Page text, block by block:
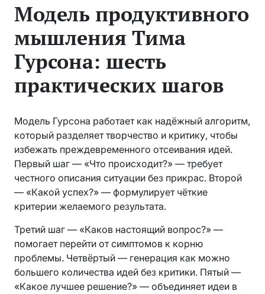
Модель продуктивного
мышления Тима
Гурсона: шесть
практических шагов
Модель Гурсона работает как надёжный алгоритм,
который разделяет творчество и критику, чтобы
избежать преждевременного отсеивания идей.
Первый шаг — «Что происходит?» — требует
честного описания ситуации без прикрас. Второй
— «Какой успех?» — формулирует чёткие
критерии желаемого результата.
Третий шаг — «Каков настоящий вопрос?» —
помогает перейти от симптомов к корню
проблемы. Четвёртый — генерация как можно
большего количества идей без критики. Пятый —
«Какое лучшее решение?» — объединяет идеи в